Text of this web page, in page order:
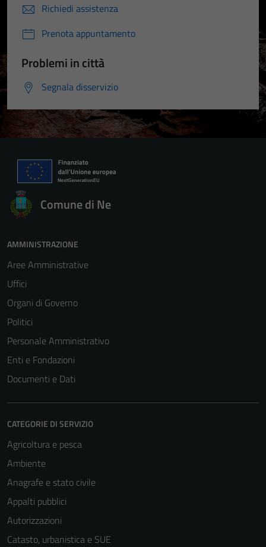
Richiedi assistenza
Prenota appuntamento
Problemi in città
Segnala disservizio
Comune di Ne
AMMINISTRAZIONE
Aree Amministrative
Uffici
Organi di Governo
Politici
Personale Amministrativo
Enti e Fondazioni
Documenti e Dati
CATEGORIE DI SERVIZIO
Agricoltura e pesca
Ambiente
Anagrafe e stato civile
Appalti pubblici
Autorizzazioni
Catasto, urbanistica e SUE